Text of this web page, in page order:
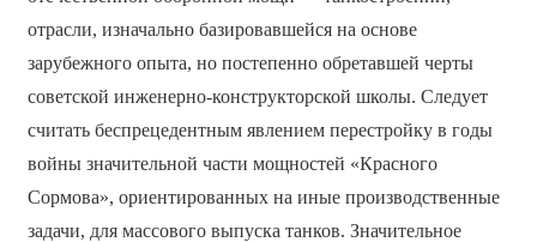
отрасли, изначально базировавшейся на основе
зарубежного опыта, но постепенно обретавшей черты
советской инженерно-конструкторской школы. Следует
считать беспрецедентным явлением перестройку в годы
войны значительной части мощностей «Красного
Сормова», ориентированных на иные производственные
задачи, для массового выпуска танков. Значительное